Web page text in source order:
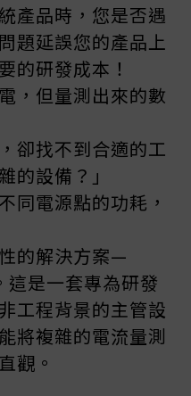
產品時，您是否遇
題延誤您的產品上
的研發成本！
，但量測出來的數
卻找不到合適的工
的設備？」
同電源點的功耗，
的解決方案—
是一套專為研發
工程背景的主管設
將複雜的電流量測
觀。